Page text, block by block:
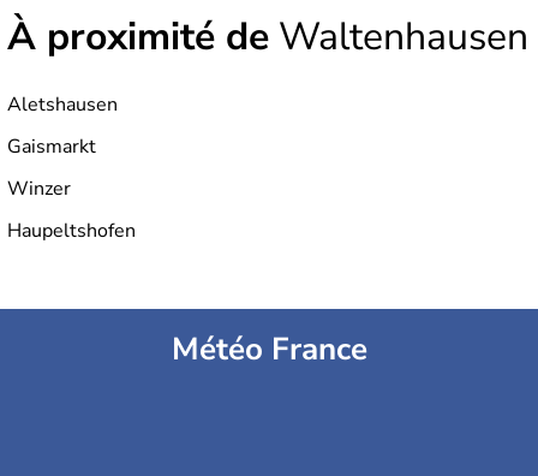
À proximité de Waltenhausen
Aletshausen
Gaismarkt
Winzer
Haupeltshofen
Météo France